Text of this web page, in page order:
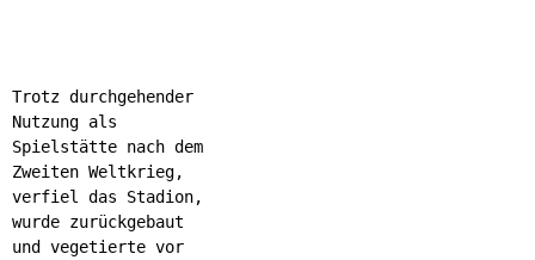
Trotz durchgehender
Nutzung als
Spielstätte nach dem
Zweiten Weltkrieg,
verfiel das Stadion,
wurde zurückgebaut
und vegetierte vor